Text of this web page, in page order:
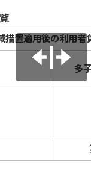
措置適用後の利用者
多